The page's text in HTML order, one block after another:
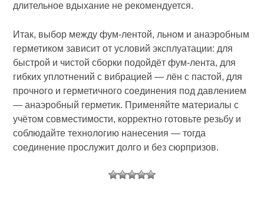
длительное вдыхание не рекомендуется.
Итак, выбор между фум‑лентой, льном и анаэробным
герметиком зависит от условий эксплуатации: для
быстрой и чистой сборки подойдёт фум‑лента, для
гибких уплотнений с вибрацией — лён с пастой, для
прочного и герметичного соединения под давлением
— анаэробный герметик. Применяйте материалы с
учётом совместимости, корректно готовьте резьбу и
соблюдайте технологию нанесения — тогда
соединение прослужит долго и без сюрпризов.